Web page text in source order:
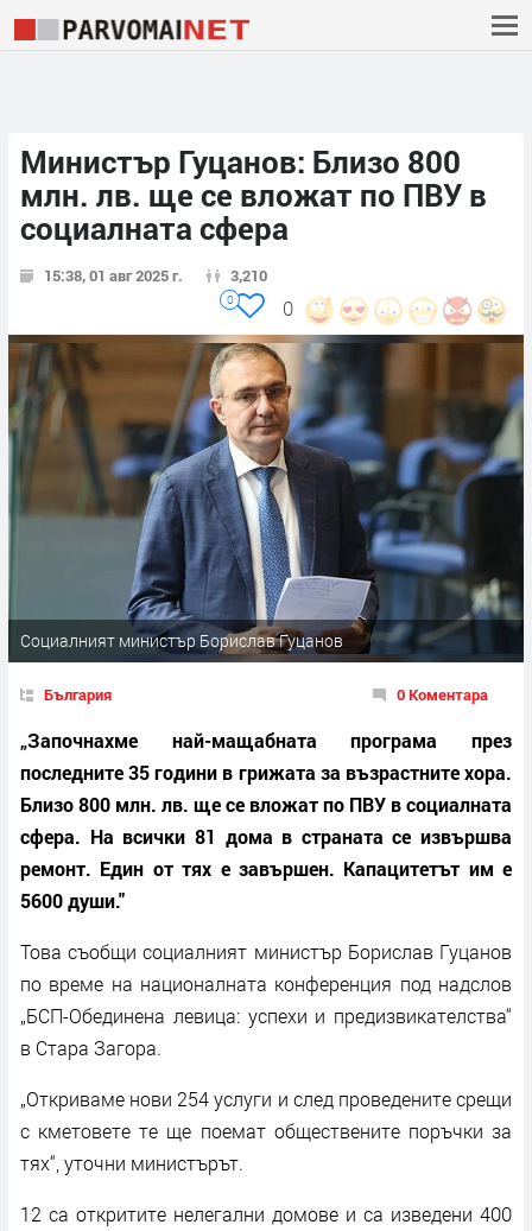
Министър Гуцанов: Близо 800
млн. лв. ще се вложат по ПВУ в
социалната сфера
15:38, 01 авг 2025 г. 3,210
0
0
Социалният министър Борислав Гуцанов
България 0 Коментара
„Започнахме най-мащабната програма през
последните 35 години в грижата за възрастните хора.
Близо 800 млн. лв. ще се вложат по ПВУ в социалната
сфера. На всички 81 дома в страната се извършва
ремонт. Един от тях е завършен. Капацитетът им е
5600 души."
Това съобщи социалният министър Борислав Гуцанов
по време на националната конференция под надслов
„БСП-Обединена левица: успехи и предизвикателства“
в Стара Загора.
„Откриваме нови 254 услуги и след проведените срещи
с кметовете те ще поемат обществените поръчки за
тях“, уточни министърът.
12 са откритите нелегални домове и са изведени 400